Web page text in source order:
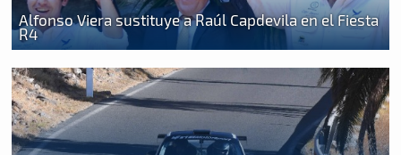
Alfonso Viera sustituye a Raúl Capdevila en el Fiesta
R4